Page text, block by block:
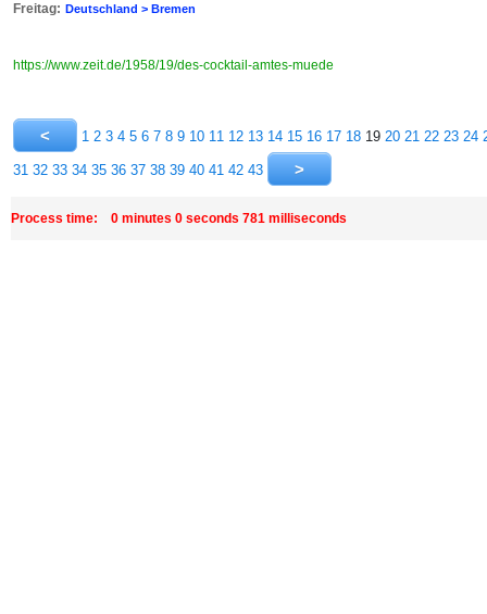
Freitag: Deutschland > Bremen
https://www.zeit.de/1958/19/des-cocktail-amtes-muede
1 2 3 4 5 6 7 8 9 10 11 12 13 14 15 16 17 18 19 20 21 22 23 24
31 32 33 34 35 36 37 38 39 40 41 42 43
Process time: 0 minutes 0 seconds 781 milliseconds